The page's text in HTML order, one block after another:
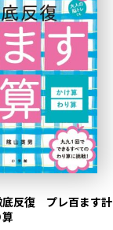
反復 プレ百ます計